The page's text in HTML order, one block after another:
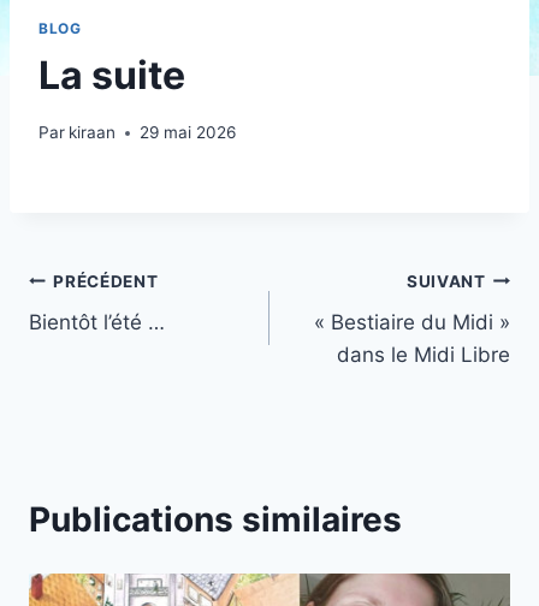
BLOG
La suite
Par kiraan 29 mai 2026
Navigation
de
PRÉCÉDENT
Bientôt l’été …
SUIVANT
« Bestiaire du Midi »
dans le Midi Libre
Publications similaires